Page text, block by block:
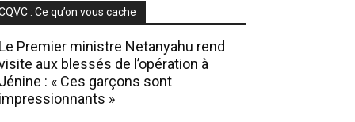
: Ce qu’on vous cache
Premier ministre Netanyahu rend
aux blessés de l’opération à
: « Ces garçons sont
»